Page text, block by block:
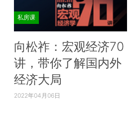
私房课
向松祚：宏观经济70
讲，带你了解国内外
经济大局
2022年04月06日